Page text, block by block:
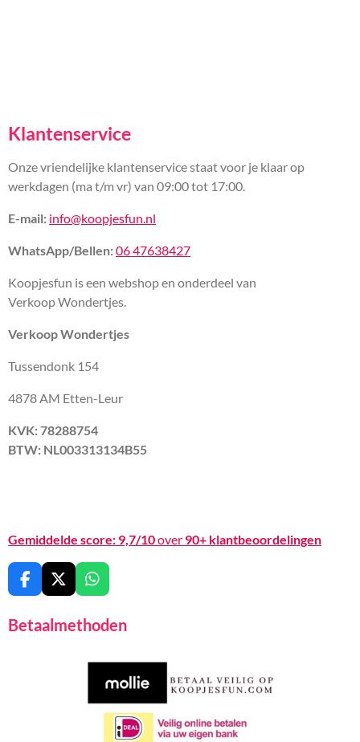
Klantenservice
Onze vriendelijke klantenservice staat voor je klaar op
werkdagen (ma t/m vr) van 09:00 tot 17:00.
E-mail: info@koopjesfun.nl
WhatsApp/Bellen:06 47638427
Koopjesfun is een webshop en onderdeel van
Verkoop Wondertjes.
Verkoop Wondertjes
Tussendonk 154
4878 AM Etten-Leur
KVK: 78288754
BTW: NL003313134B55
Gemiddelde score: 9,7/10over 90+ klantbeoordelingen
F
a
c
e
X
W
h
t
A
Betaalmethoden